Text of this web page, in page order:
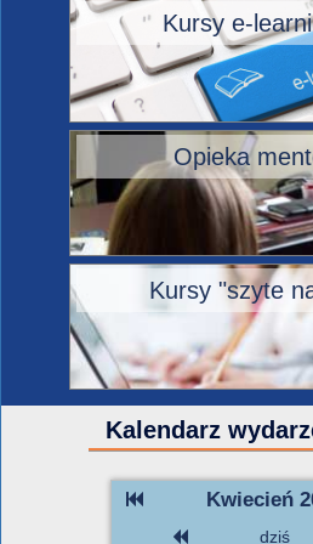
Kursy e-
Opieka
Kursy "szyte
Kalendarz
Kwiecień
dziś